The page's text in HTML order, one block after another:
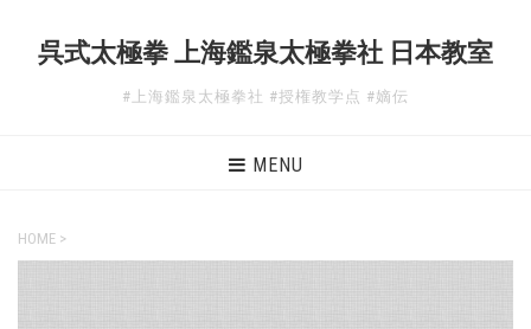
呉式太極拳 上海鑑泉太極拳社 日本教室
#上海鑑泉太極拳社 #授権教学点 #嫡伝
MENU
HOME >